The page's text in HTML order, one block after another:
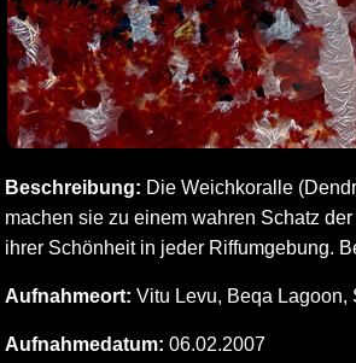
Beschreibung: Die Weichkoralle
machen sie zu einem wahren Schatz
ihrer Schönheit in jeder Riffumgebung.
Aufnahmeort: Vitu Levu, Beqa Lagoon,
Aufnahmedatum: 06.02.2007